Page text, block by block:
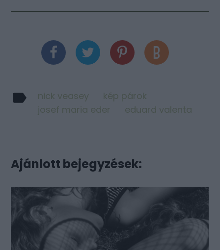
nick veasey
kép párok
josef maria eder
eduard valenta
Ajánlott bejegyzések: